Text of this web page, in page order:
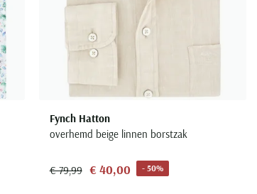
Fynch Hatton
overhemd beige linnen borstzak
€ 79,99 € 40,00 - 50%